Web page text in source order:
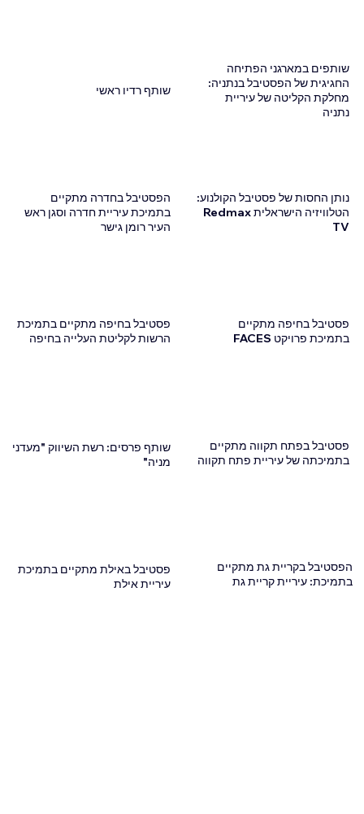
שותף רדיו ראשי
שותפים במארגני הפתיחה
החגיגית של הפסטיבל בנתניה:
מחלקת הקליטה של ​​עיריית
נתניה
הפסטיבל בחדרה מתקיים
בתמיכת עיריית חדרה וסגן ראש
העיר רומן גישר
נותן החסות של פסטיבל הקולנוע:
הטלוויזיה הישראלית Redmax
TV
פסטיבל בחיפה מתקיים בתמיכת
הרשות לקליטת העלייה בחיפה
פסטיבל בחיפה מתקיים
בתמיכת פרויקט FACES
שותף פרסים: רשת השיווק "מעדני
מניה"
פסטיבל בפתח תקווה מתקיים
בתמיכתה של עיריית פתח תקווה
פסטיבל באילת מתקיים בתמיכת
עיריית אילת
הפסטיבל בקריית גת מתקיים
בתמיכת: עיריית קריית גת